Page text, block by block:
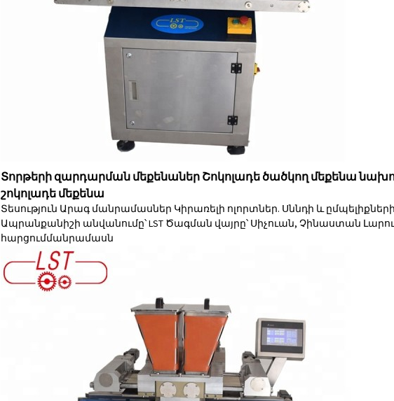
Տորթերի զարդարման մեքենաներ Շոկոլադե ծածկող մեքենա
շոկոլադե մեքենա
Տեսություն Արագ մանրամասներ Կիրառելի ոլորտներ. Սննդի և
Ապրանքանիշի անվանումը՝ LST Ծագման վայրը՝ Սիչուան, Չինաստան Լարումը.
հարցումմանրամասն